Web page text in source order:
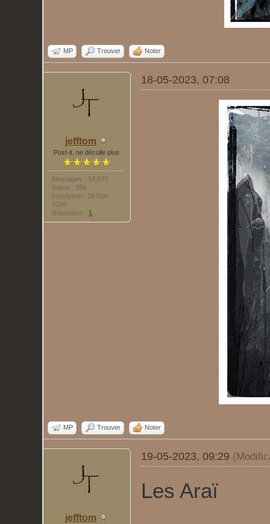
MP Trouver Noter
jefftom
Post-it, ne décolle plus
Messages : 14 073
Sujets : 399
Inscription : 29 Nov
2006
Réputation :1
18-05-2023, 07:08
MP Trouver Noter
jefftom
19-05-2023, 09:29
Les Araï